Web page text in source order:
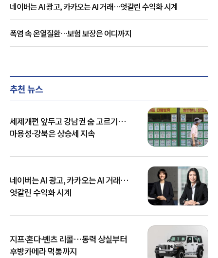
네이버는 AI 광고, 카카오는 AI 거래…엇갈린 수익화 시계
폭염 속 온열질환…보험 보장은 어디까지
추천 뉴스
세제개편 앞두고 강남권 숨 고르기…
마용성·강북은 상승세 지속
네이버는 AI 광고, 카카오는 AI 거래…
엇갈린 수익화 시계
지프·혼다·벤츠 리콜…동력 상실부터
후방카메라 먹통까지